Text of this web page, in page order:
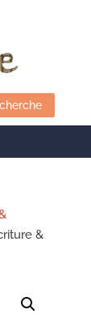
&